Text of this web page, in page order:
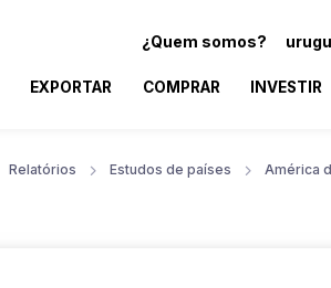
¿Quem somos?
EXPORTAR COMPRAR INVESTIR
Relatórios Estudos de países América